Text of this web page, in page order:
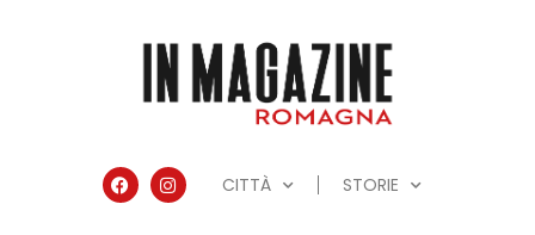
CITTÀ STORIE